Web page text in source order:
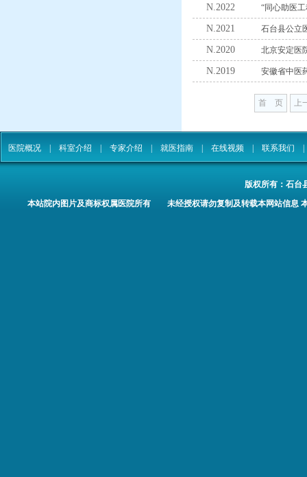
N.2022 “同心助医
N.2021 石台县公立
N.2020 北京安定医
N.2019 安徽省中医
首 页 上
医院概况 科室介绍 专家介绍 就医指南 在线视频 联系我们
版权所有： 石台
本站院内图片及商标权属医院所有 未经授权请勿复制及转载本网站信息